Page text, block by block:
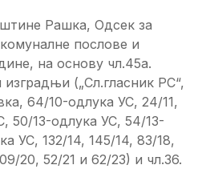
Рашка, Одсек за
послове и
на основу чл.45а.
(„Сл.гласник РС“,
64/10-одлука УС, 24/11,
50/13-одлука УС, 54/13-
УС, 132/14, 145/14, 83/18,
20, 52/21 и 62/23) и чл.36.